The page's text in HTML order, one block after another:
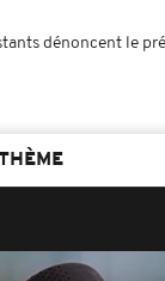
dénoncent le